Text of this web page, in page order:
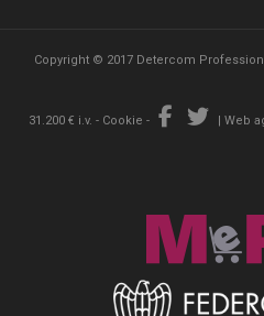
Copyright © 2017 Detercom
31.200 € i.v. - Cookie - | Web